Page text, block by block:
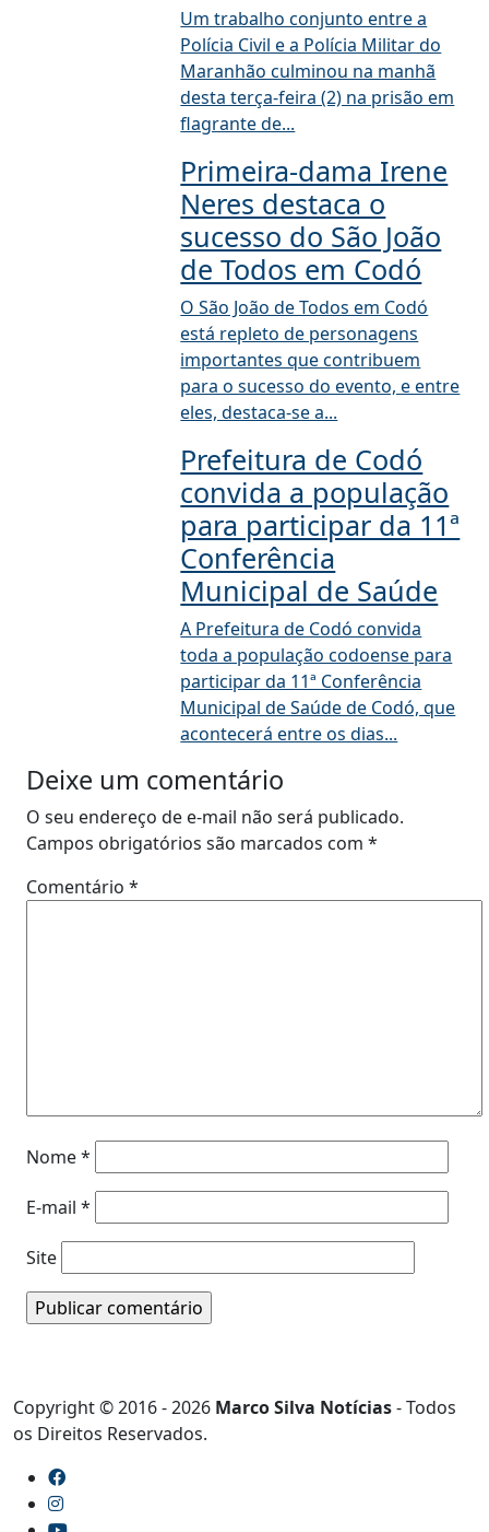
Um trabalho conjunto entre a
Polícia Civil e a Polícia Militar do
Maranhão culminou na manhã
desta terça-feira (2) na prisão em
flagrante de...
Primeira-dama Irene
Neres destaca o
sucesso do São João
de Todos em Codó
O São João de Todos em Codó
está repleto de personagens
importantes que contribuem
para o sucesso do evento, e entre
eles, destaca-se a...
Prefeitura de Codó
convida a população
para participar da 11ª
Conferência
Municipal de Saúde
A Prefeitura de Codó convida
toda a população codoense para
participar da 11ª Conferência
Municipal de Saúde de Codó, que
acontecerá entre os dias...
Deixe um comentário
O seu endereço de e-mail não será publicado.
Campos obrigatórios são marcados com *
Comentário *
Nome*
E-mail *
Site
Copyright © 2016 - 2026 Marco Silva Notícias- Todos
os Direitos Reservados.